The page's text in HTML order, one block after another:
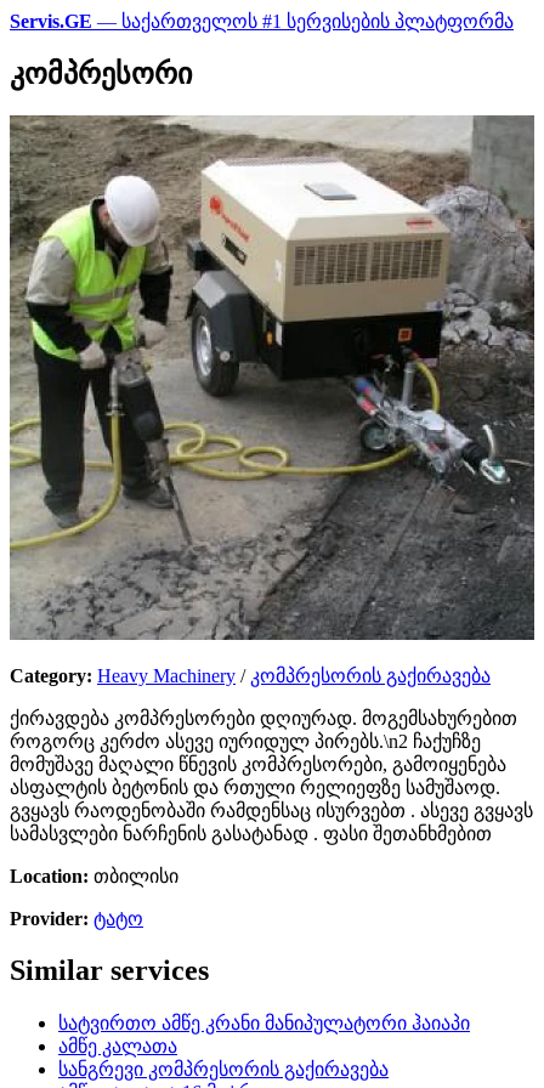
Servis.GE — საქართველოს #1 სერვისების პლატფორმა
კომპრესორი
Category: Heavy Machinery / კომპრესორის გაქირავება
ქირავდება კომპრესორები დღიურად. მოგემსახურებით
როგორც კერძო ასევე იურიდულ პირებს.\n2 ჩაქუჩზე
მომუშავე მაღალი წნევის კომპრესორები, გამოიყენება
ასფალტის ბეტონის და რთული რელიეფზე სამუშაოდ.
გვყავს რაოდენობაში რამდენსაც ისურვებთ . ასევე გვყავს
სამასვლები ნარჩენის გასატანად . ფასი შეთანხმებით
Location: თბილისი
Provider: ტატო
Similar services
სატვირთო ამწე კრანი მანიპულატორი ჰაიაპი
ამწე კალათა
სანგრევი კომპრესორის გაქირავება